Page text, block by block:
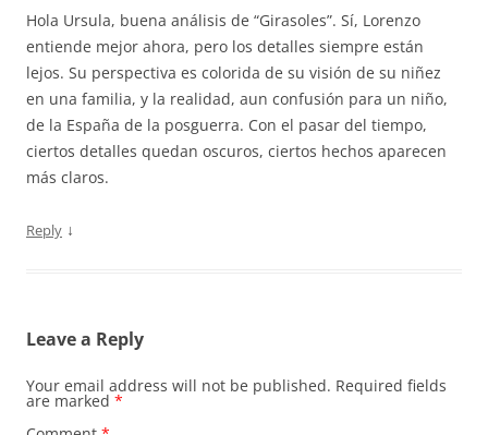
Hola Ursula, buena análisis de “Girasoles”. Sí, Lorenzo
entiende mejor ahora, pero los detalles siempre están
lejos. Su perspectiva es colorida de su visión de su niñez
en una familia, y la realidad, aun confusión para un niño,
de la España de la posguerra. Con el pasar del tiempo,
ciertos detalles quedan oscuros, ciertos hechos aparecen
más claros.
Reply ↓
Leave a Reply
Your email address will not be published. Required fields
are marked *